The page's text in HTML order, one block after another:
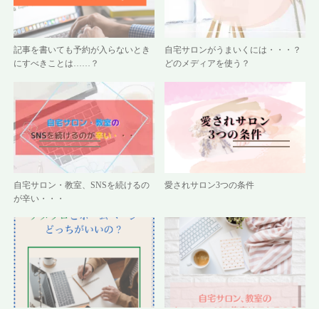
記事を書いても予約が入らないとき
にすべきことは……？
自宅サロンがうまいくには・・・？
どのメディアを使う？
自宅サロン・教室、SNSを続けるの
が辛い・・・
愛されサロン3つの条件